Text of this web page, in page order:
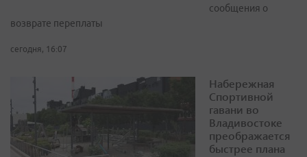
сообщения о
возврате переплаты
сегодня, 16:07
Набережная
Спортивной
гавани во
Владивостоке
преображается
быстрее плана